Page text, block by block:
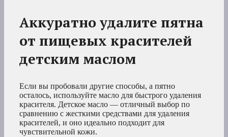
Аккуратно удалите пятна
от пищевых красителей
детским маслом
Если вы пробовали другие способы, а пятно
осталось, используйте масло для быстрого удаления
красителя. Детское масло — отличный выбор по
сравнению с жесткими средствами для удаления
красителей, и оно идеально подходит для
чувствительной кожи.